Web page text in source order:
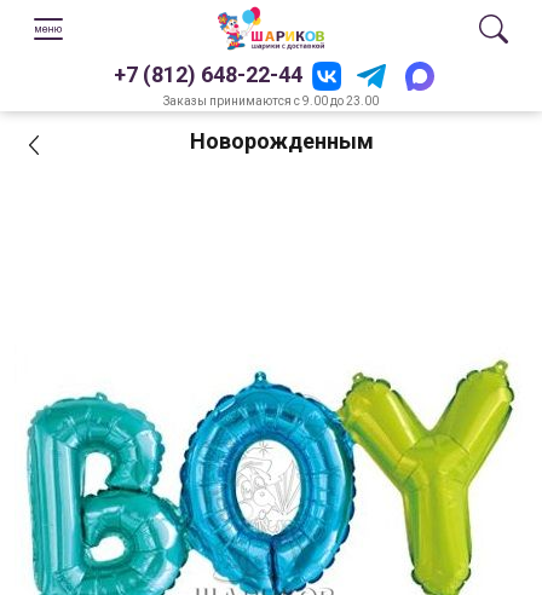
+7 (812) 648-22-44
Заказы принимаются с 9.00 до 23.00
Новорожденным